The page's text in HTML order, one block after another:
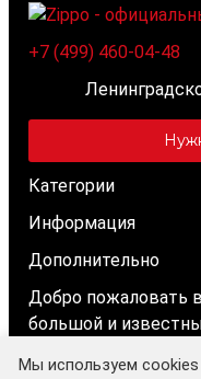
+7 (499) 460-04-48
Категории
Информация
Дополнительно
Добро пожаловать
большой и
Мы используем